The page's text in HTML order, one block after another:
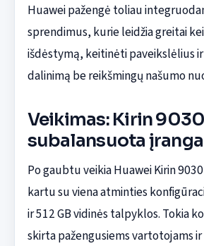
Huawei pažengė toliau
sprendimus, kurie leidžia greitai
išdėstymą, keitinėti paveikslėlius
dalinimą be reikšmingų našumo
Veikimas: Kirin
subalansuota įranga
Po gaubtu veikia Huawei Kirin
kartu su viena atminties
ir 512 GB vidinės talpyklos. Tokia
skirta pažengusiems vartotojams